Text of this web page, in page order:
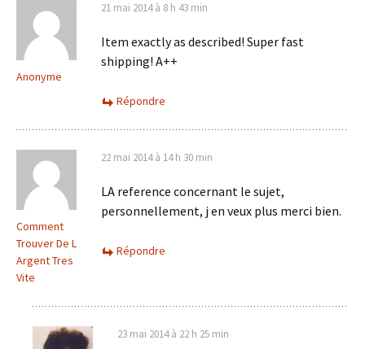
Anonyme
21 mai 2014 à 8 h 43 min
Item exactly as described! Super fast
shipping! A++
Répondre
Comment
Trouver De L
Argent Tres
Vite
22 mai 2014 à 14 h 30 min
LA reference concernant le sujet,
personnellement, j en veux plus merci bien.
Répondre
23 mai 2014 à 22 h 25 min